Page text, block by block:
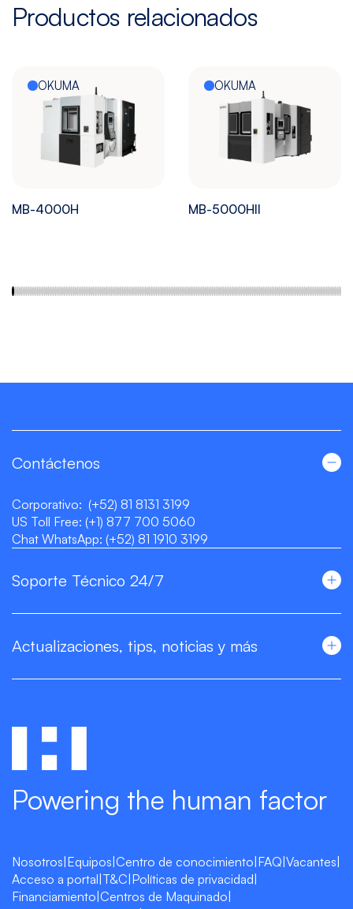
Productos relacionados
OKUMA
MB-4000H
OKUMA
MB-5000HII
Contáctenos
Corporativo: (+52) 81 8131 3199
US Toll Free: (+1) 877 700 5060
Chat WhatsApp: (+52) 81 1910 3199
Soporte Técnico 24/7
Actualizaciones, tips, noticias y más
Powering the human factor
Nosotros Equipos Centro de conocimiento FAQ Vacantes
Acceso a portal T&C Políticas de privacidad
Financiamiento Centros de Maquinado